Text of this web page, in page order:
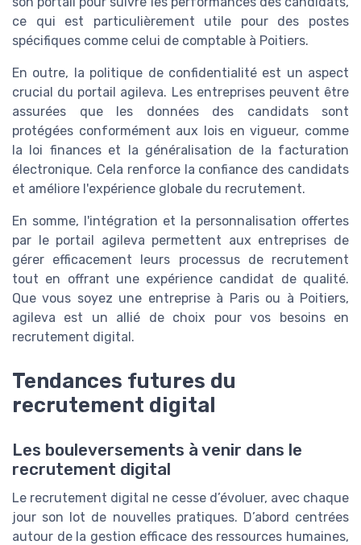
ce qui est particulièrement utile pour des postes
spécifiques comme celui de comptable à Poitiers.
En outre, la politique de confidentialité est un aspect
crucial du portail agileva. Les entreprises peuvent être
assurées que les données des candidats sont
protégées conformément aux lois en vigueur, comme
la loi finances et la généralisation de la facturation
électronique. Cela renforce la confiance des candidats
et améliore l'expérience globale du recrutement.
En somme, l'intégration et la personnalisation offertes
par le portail agileva permettent aux entreprises de
gérer efficacement leurs processus de recrutement
tout en offrant une expérience candidat de qualité.
Que vous soyez une entreprise à Paris ou à Poitiers,
agileva est un allié de choix pour vos besoins en
recrutement digital.
Tendances futures du
recrutement digital
Les bouleversements à venir dans le
recrutement digital
Le recrutement digital ne cesse d’évoluer, avec chaque
jour son lot de nouvelles pratiques. D’abord centrées
autour de la gestion efficace des ressources humaines,